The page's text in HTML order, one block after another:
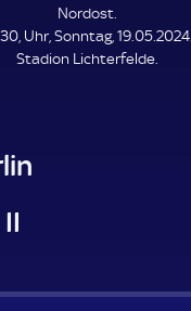
N
D
E
Nordost.
Uhr, Sonntag, 19.05.2024.
Stadion Lichterfelde.
Berlin
Rostock II